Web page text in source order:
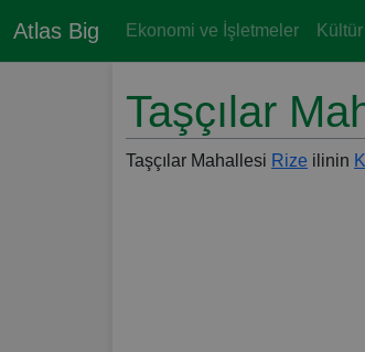
Atlas Big Ekonomi ve İşletmeler
Taşçılar
Taşçılar Mahallesi Rize ilinin